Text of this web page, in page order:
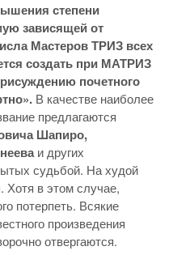
степени
зависящей от
Мастеров ТРИЗ всех
создать при МАТРИЗ
почетного
В качестве наиболее
предлагаются
Шапиро,
и других
судьбой. На худой
Хотя в этом случае,
потерпеть. Всякие
произведения
отвергаются.